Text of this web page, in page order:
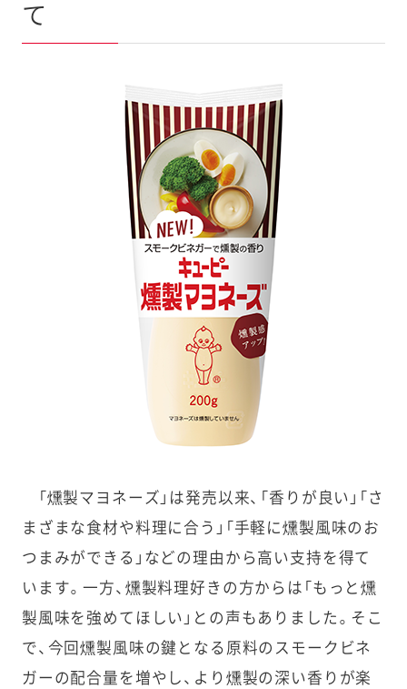
て
「燻製マヨネーズ」は発売以来、「香りが良い」「さ
まざまな食材や料理に合う」「手軽に燻製風味のお
つまみができる」などの理由から高い支持を得て
います。一方、燻製料理好きの方からは「もっと燻
製風味を強めてほしい」との声もありました。そこ
で、今回燻製風味の鍵となる原料のスモークビネ
ガーの配合量を増やし、より燻製の深い香りが楽